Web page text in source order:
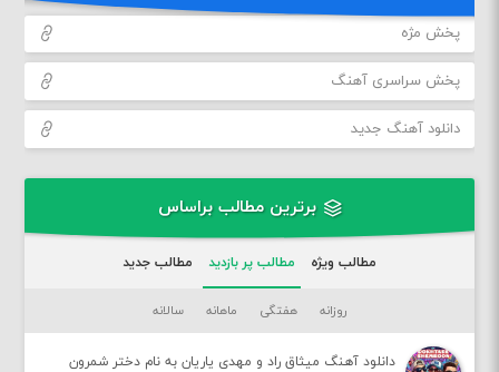
پخش مژه
پخش سراسری آهنگ
دانلود آهنگ جدید
برترین مطالب براساس
مطالب ویژه مطالب پر بازدید مطالب جدید
روزانه هفتگی ماهانه سالانه
دانلود آهنگ میثاق راد و مهدی یاریان به نام دختر شمرون